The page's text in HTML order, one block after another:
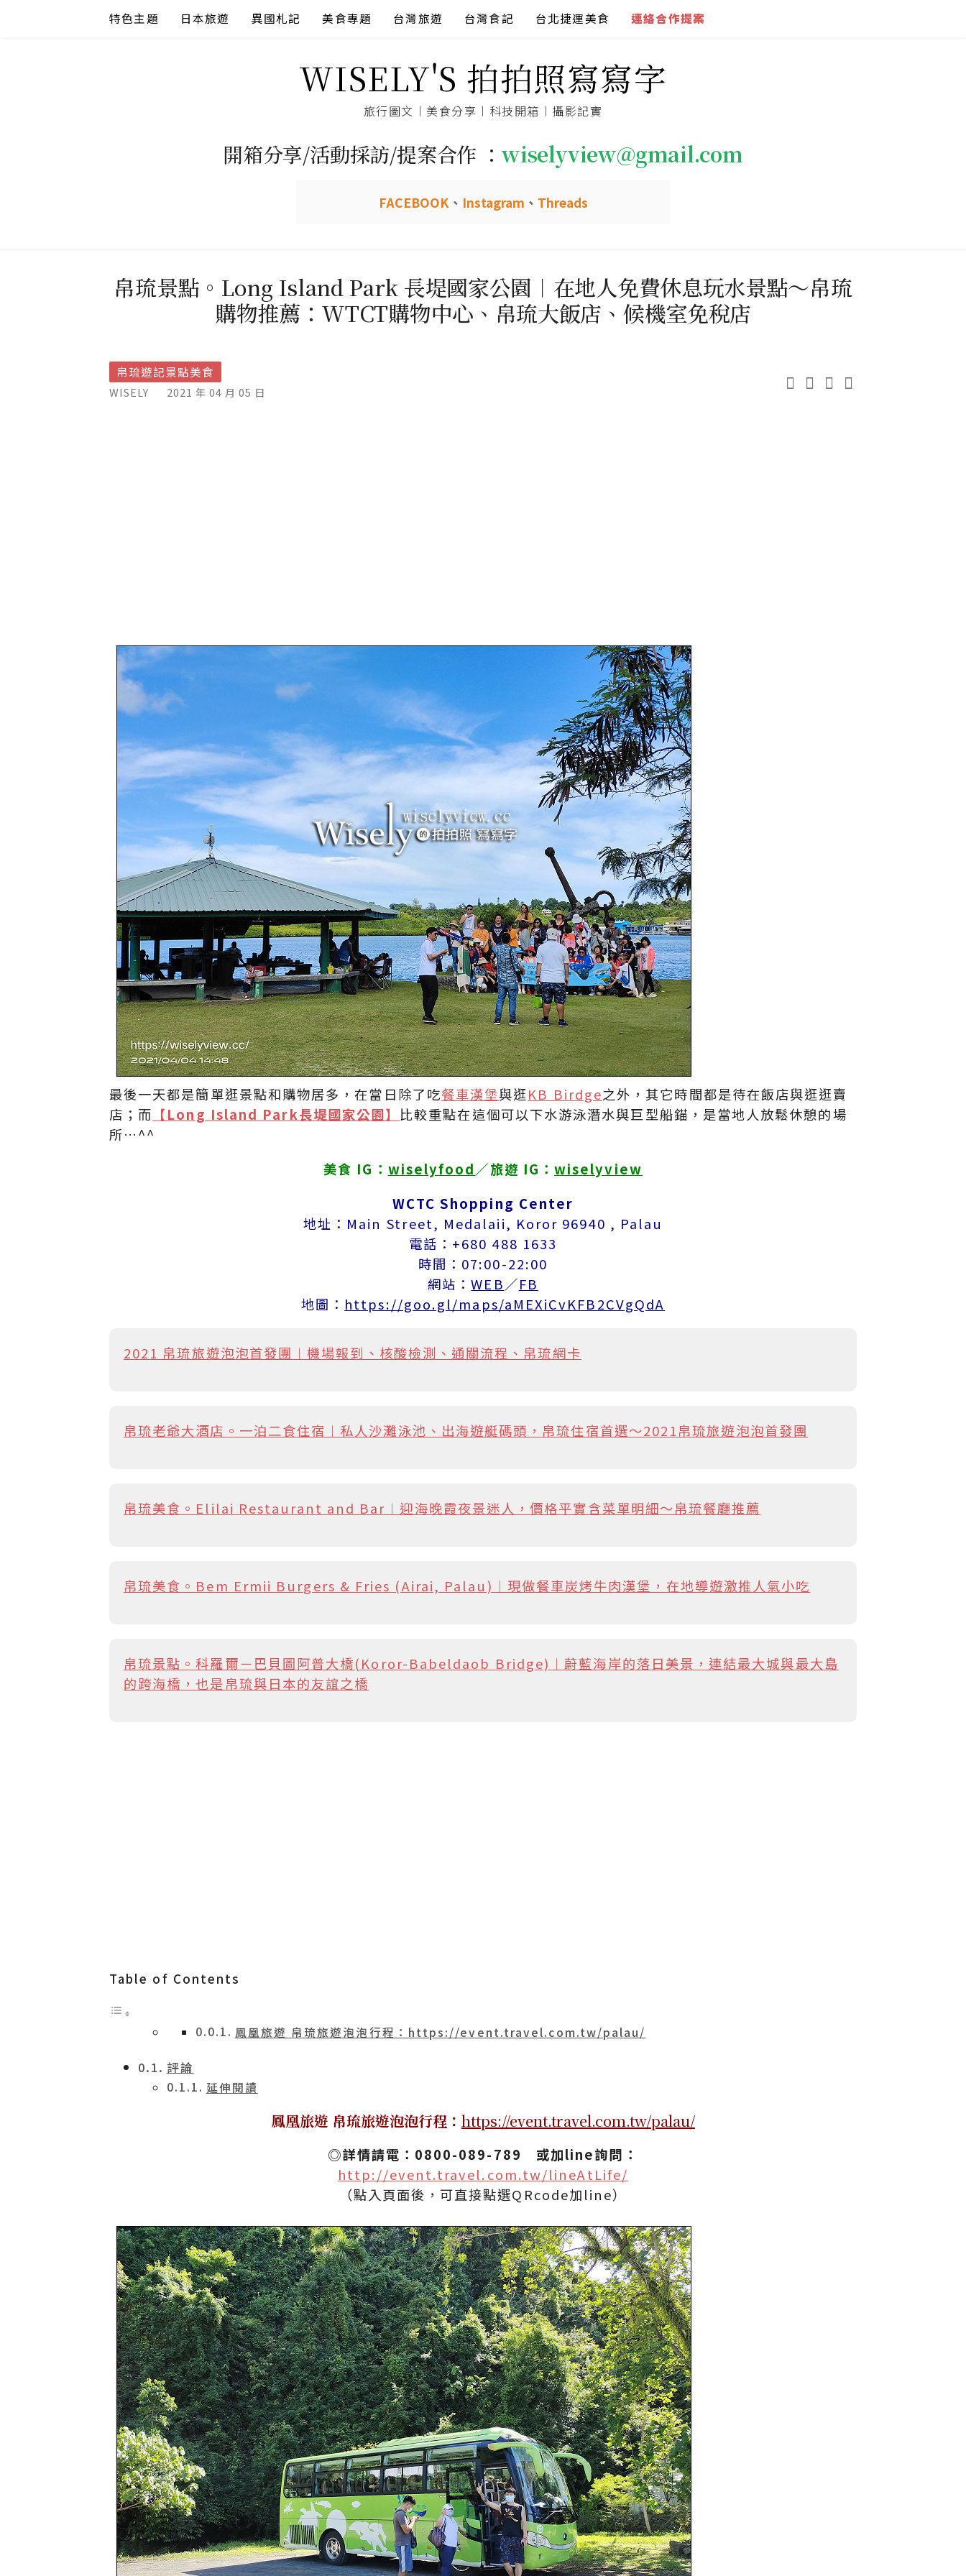
特色主題 日本旅遊 異國札記 美食專題 台灣旅遊 台灣食記 台北捷運美食 連絡合作提案
WISELY'S 拍拍照寫寫字
旅行圖文︱美食分享︱科技開箱︱攝影記實
開箱分享/活動採訪/提案合作 ： wiselyview@gmail.com
FACEBOOK、 Instagram 、 Threads
帛琉景點。Long Island Park 長堤國家公園︱在地人免費休息玩水景點～帛琉
購物推薦：WTCT購物中心、帛琉大飯店、候機室免稅店
帛琉遊記景點美食
WISELY 2021 年 04 月 05 日
最後一天都是簡單逛景點和購物居多，在當日除了吃餐車漢堡與逛KB Birdge之外，其它時間都是待在飯店與逛逛賣
店；而 【Long Island Park長堤國家公園】 比較重點在這個可以下水游泳潛水與巨型船錨，是當地人放鬆休憩的場
所…^^
美食 IG： wiselyfood ／旅遊 IG：wiselyview
WCTC Shopping Center
地址：Main Street, Medalaii, Koror 96940 , Palau
電話：+680 488 1633
時間：07:00-22:00
網站：WEB ／FB
地圖： https://goo.gl/maps/aMEXiCvKFB2CVgQdA
2021 帛琉旅遊泡泡首發團︱機場報到、核酸檢測、通關流程、帛琉網卡
帛琉老爺大酒店。一泊二食住宿︱私人沙灘泳池、出海遊艇碼頭，帛琉住宿首選～2021帛琉旅遊泡泡首發團
帛琉美食。Elilai Restaurant and Bar︱迎海晚霞夜景迷人，價格平實含菜單明細～帛琉餐廳推薦
帛琉美食。Bem Ermii Burgers & Fries (Airai, Palau)︱現做餐車炭烤牛肉漢堡，在地導遊激推人氣小吃
帛琉景點。科羅爾－巴貝圖阿普大橋(Koror-Babeldaob Bridge)︱蔚藍海岸的落日美景，連結最大城與最大島
的跨海橋，也是帛琉與日本的友誼之橋
Table of Contents
鳳凰旅遊 帛琉旅遊泡泡行程：https://event.travel.com.tw/palau/
評論
延伸閱讀
鳳凰旅遊 帛琉旅遊泡泡行程： https://event.travel.com.tw/palau/
◎詳情請電：0800-089-789 或加line詢問：
http://event.travel.com.tw/lineAtLife/
（點入頁面後，可直接點選QRcode加line）